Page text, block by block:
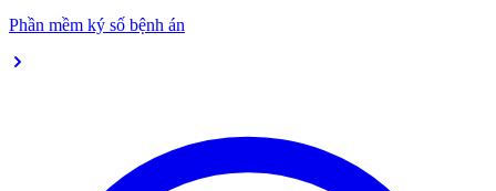
Phần mềm ký số bệnh án